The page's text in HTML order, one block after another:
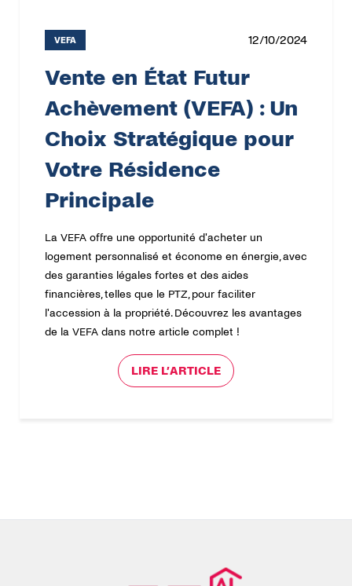
VEFA 12/10/2024
Vente en État Futur
Achèvement (VEFA) : Un
Choix Stratégique pour
Votre Résidence
Principale
La VEFA offre une opportunité d'acheter un
logement personnalisé et économe en énergie, avec
des garanties légales fortes et des aides
financières, telles que le PTZ, pour faciliter
l'accession à la propriété. Découvrez les avantages
de la VEFA dans notre article complet !
LIRE L’ARTICLE